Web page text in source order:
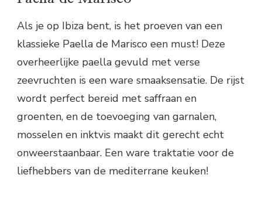
Als je op Ibiza bent, is het proeven van een
klassieke Paella de Marisco een must! Deze
overheerlijke paella gevuld met verse
zeevruchten is een ware smaaksensatie. De rijst
wordt perfect bereid met saffraan en
groenten, en de toevoeging van garnalen,
mosselen en inktvis maakt dit gerecht echt
onweerstaanbaar. Een ware traktatie voor de
liefhebbers van de mediterrane keuken!